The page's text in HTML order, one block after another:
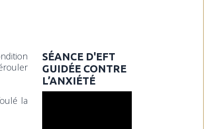
la
SÉANCE D'EFT
GUIDÉE CONTRE
L’ANXIÉTÉ